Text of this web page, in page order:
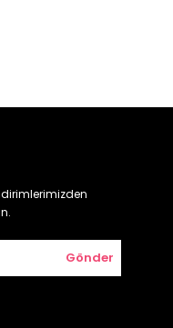
Gönder